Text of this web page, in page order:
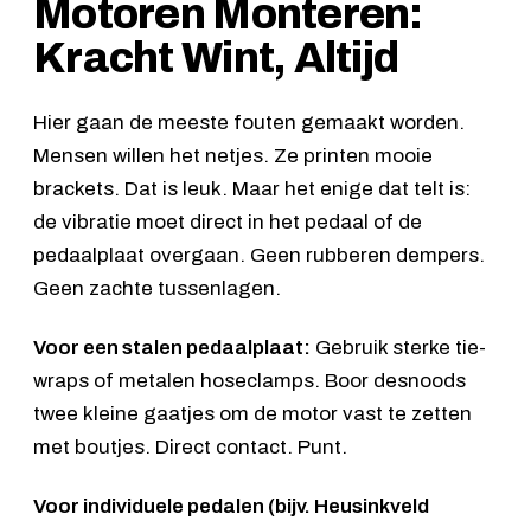
Motoren Monteren:
Kracht Wint, Altijd
Hier gaan de meeste fouten gemaakt worden.
Mensen willen het netjes. Ze printen mooie
brackets. Dat is leuk. Maar het enige dat telt is:
de vibratie moet direct in het pedaal of de
pedaalplaat overgaan. Geen rubberen dempers.
Geen zachte tussenlagen.
Voor een stalen pedaalplaat: Gebruik sterke tie-
wraps of metalen hoseclamps. Boor desnoods
twee kleine gaatjes om de motor vast te zetten
met boutjes. Direct contact. Punt.
Voor individuele pedalen (bijv. Heusinkveld